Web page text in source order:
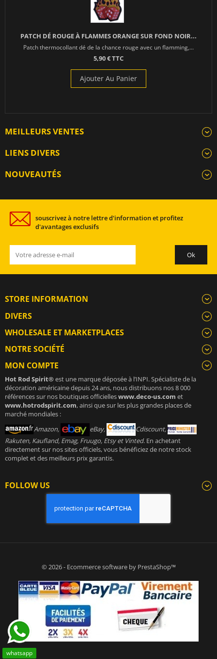
PATCH DÉ ROUGE À FLAMMES ORANGE SUR FOND NOIR...
Patch thermocollant dé de la chance rouge avec un flamming,...
5,90 € TTC
Ajouter Au Panier
MEILLEURS VENTES
LIENS DIVERS
NOUVEAUTÉS
souscrivez à notre lettre d'information et profitez
d'avantages exclusifs
STORE INFORMATION
DIVERS
WHOLESALE ET MARKETPLACES
NOTRE SOCIÉTÉ
MON COMPTE
Hot Rod Spirit®est une marque déposée à l’INPI. Spécialiste de la
décoration américaine depuis 24 ans, nous distribuons nos 8 000
références sur nos boutiques officielleswww.deco-us.com et
www.hotrodspirit.com, ainsi que sur les plus grandes places de
marché mondiales :
Amazon,
eBay,
Cdiscount,
Rakuten, Kaufland, Emag, Fruugo, Etsy et Vinted. En achetant
directement sur nos sites officiels, vous bénéficiez de notre stock
complet et des meilleurs prix garantis.
FOLLOW US
whatsapp
© 2026 - Ecommerce software by PrestaShop™